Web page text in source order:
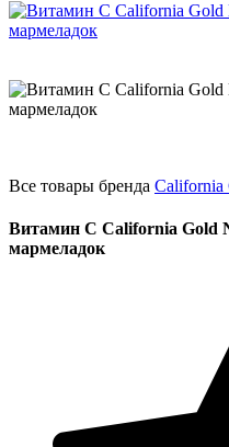
Все товары бренда California
Витамин C California Gold
мармеладок